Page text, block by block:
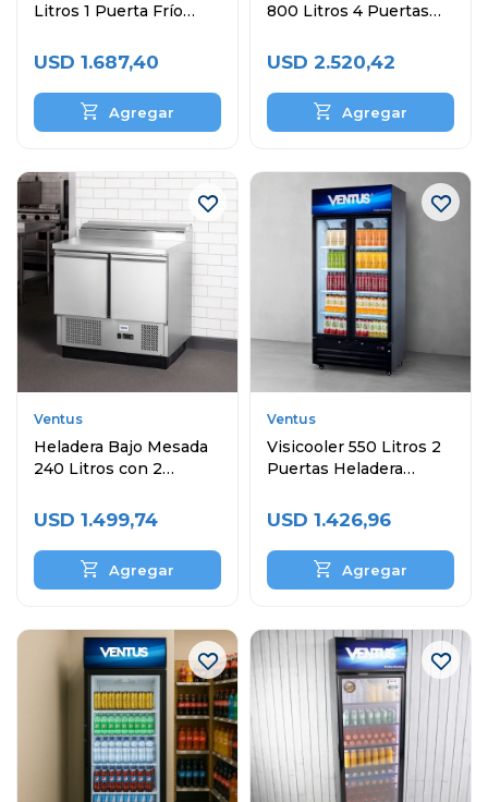
Litros 1 Puerta Frío
USD 1.687,40
800 Litros 4 Puertas
USD 2.520,42
Ventus
Heladera Bajo Mesada
240 Litros con 2
USD 1.499,74
Ventus
Visicooler 550 Litros 2
Puertas Heladera
USD 1.426,96